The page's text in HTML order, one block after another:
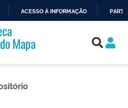
O
CONTEÚDO
ACESSO À INFORMAÇÃO